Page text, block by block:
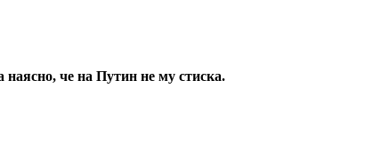
че на Путин не му стиска.